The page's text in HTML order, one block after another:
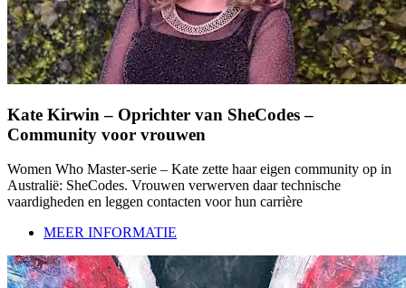
Kate Kirwin – Oprichter van SheCodes –
Community voor vrouwen
Women Who Master-serie – Kate zette haar eigen community op in
Australië: SheCodes. Vrouwen verwerven daar technische
vaardigheden en leggen contacten voor hun carrière
MEER INFORMATIE